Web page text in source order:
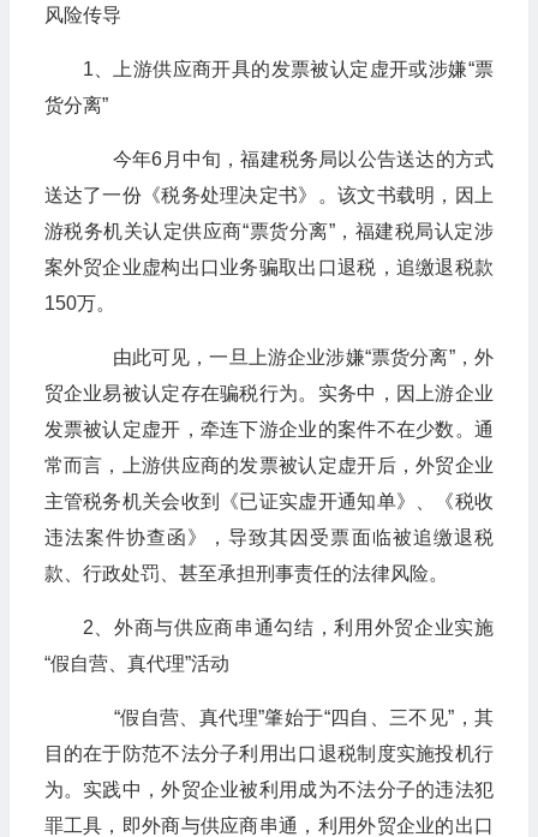
风险传导
1、上游供应商开具的发票被认定虚开或涉嫌“票
货分离”
今年6月中旬，福建税务局以公告送达的方式
送达了一份《税务处理决定书》。该文书载明，因上
游税务机关认定供应商“票货分离”，福建税局认定涉
案外贸企业虚构出口业务骗取出口退税，追缴退税款
150万。
由此可见，一旦上游企业涉嫌“票货分离”，外
贸企业易被认定存在骗税行为。实务中，因上游企业
发票被认定虚开，牵连下游企业的案件不在少数。通
常而言，上游供应商的发票被认定虚开后，外贸企业
主管税务机关会收到《已证实虚开通知单》、《税收
违法案件协查函》，导致其因受票面临被追缴退税
款、行政处罚、甚至承担刑事责任的法律风险。
2、外商与供应商串通勾结，利用外贸企业实施
“假自营、真代理”活动
“假自营、真代理”肇始于“四自、三不见”，其
目的在于防范不法分子利用出口退税制度实施投机行
为。实践中，外贸企业被利用成为不法分子的违法犯
罪工具，即外商与供应商串通，利用外贸企业的出口